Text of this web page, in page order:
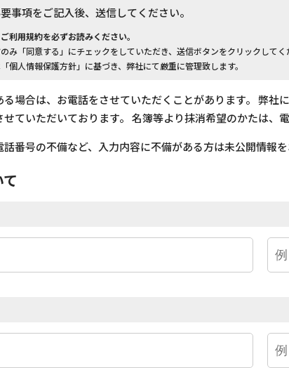
事項をご記入後、送信してください。
利用規約を必ずお読みください。
み「同意する」にチェックをしていただき、送信ボタンをクリックしてく
個人情報保護方針」に基づき、弊社にて厳重に管理致します。
場合は、お電話をさせていただくことがあります。 弊
ていただいております。 名簿等より抹消希望のかたは、
番号の不備など、入力内容に不備がある方は未公開情報